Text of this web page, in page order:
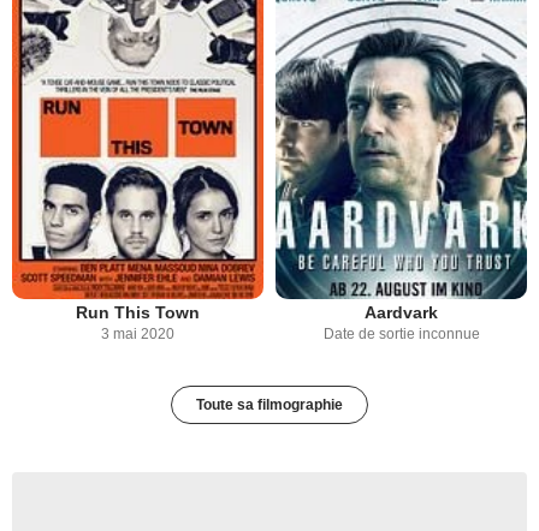
Run This Town
3 mai 2020
Aardvark
Date de sortie inconnue
Toute sa filmographie